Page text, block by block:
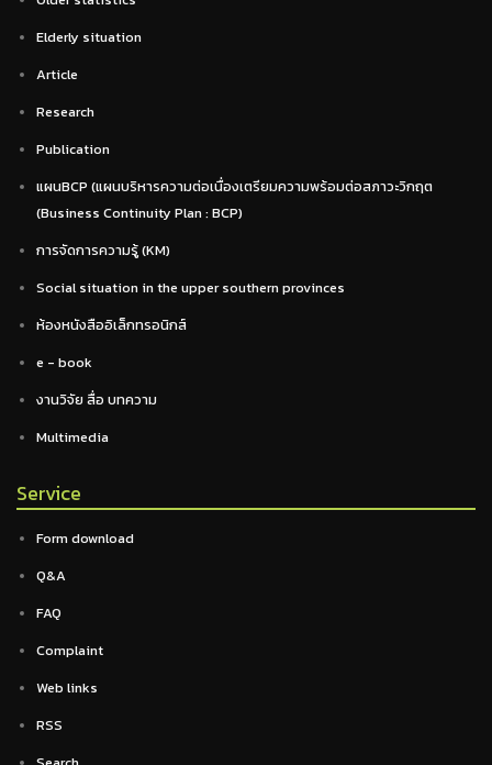
Elderly situation
Article
Research
Publication
แผนBCP (แผนบริหารความต่อเนื่องเตรียมความพร้อมต่อสภาวะวิกฤต
(Business Continuity Plan : BCP)
การจัดการความรู้ (KM)
Social situation in the upper southern provinces
ห้องหนังสืออิเล็กทรอนิกส์
e - book
งานวิจัย สื่อ บทความ
Multimedia
Service
Form download
Q&A
FAQ
Complaint
Web links
RSS